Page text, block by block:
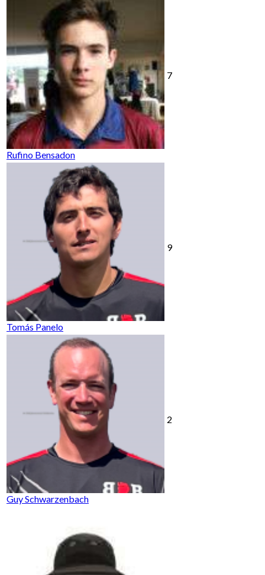
Rufino Bensadon
7
Tomás Panelo
9
Guy Schwarzenbach
2